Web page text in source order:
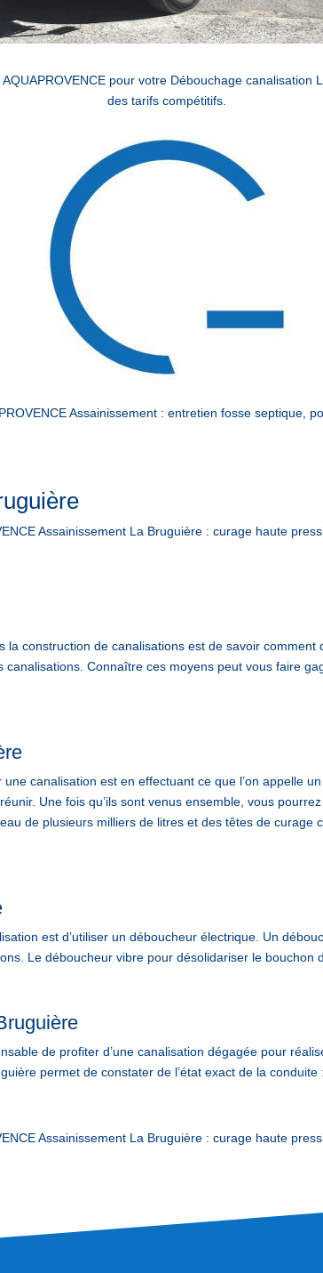
pour votre Débouchage
des tarifs compétitifs.
Assainissement : entretien fosse septique,
Assainissement La Bruguière : curage haute
construction de canalisations est de savoir comment
Connaître ces moyens peut vous faire
canalisation est en effectuant ce que l’on appelle
Une fois qu’ils sont venus ensemble, vous
de plusieurs milliers de litres et des têtes de
est d’utiliser un déboucheur électrique. Un
Le déboucheur vibre pour désolidariser le bouchon
de profiter d’une canalisation dégagée pour
permet de constater de l’état exact de la
Assainissement La Bruguière : curage haute